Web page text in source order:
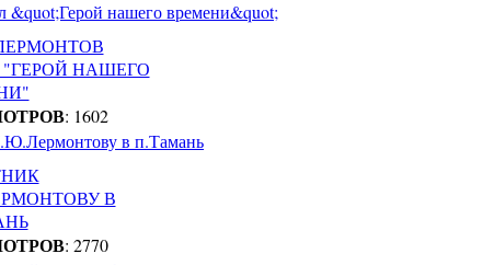
НАШЕГО
: 1602
В
: 2770